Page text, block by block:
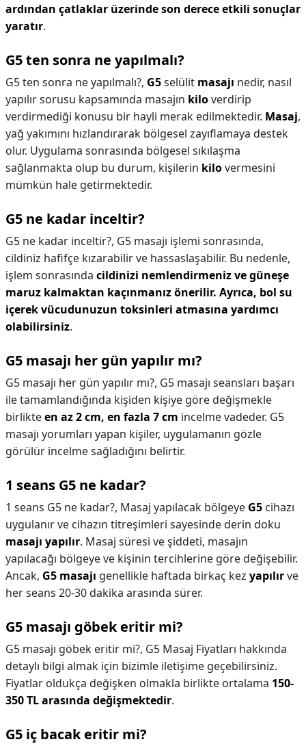
ardından çatlaklar üzerinde son derece etkili sonuçlar
yaratır.
G5 ten sonra ne yapılmalı?
G5 ten sonra ne yapılmalı?, G5selülit masajı nedir, nasıl
yapılır sorusu kapsamında masajın kiloverdirip
verdirmediği konusu bir hayli merak edilmektedir. Masaj,
yağ yakımını hızlandırarak bölgesel zayıflamaya destek
olur. Uygulama sonrasında bölgesel sıkılaşma
sağlanmakta olup bu durum, kişilerin kilovermesini
mümkün hale getirmektedir.
G5 ne kadar inceltir?
G5 ne kadar inceltir?, G5 masajı işlemi sonrasında,
cildiniz hafifçe kızarabilir ve hassaslaşabilir. Bu nedenle,
işlem sonrasında cildinizi nemlendirmeniz ve güneşe
maruz kalmaktan kaçınmanız önerilir. Ayrıca, bol su
içerek vücudunuzun toksinleri atmasına yardımcı
olabilirsiniz.
G5 masajı her gün yapılır mı?
G5 masajı her gün yapılır mı?, G5 masajı seansları başarı
ile tamamlandığında kişiden kişiye göre değişmekle
birlikteen az 2 cm, en fazla 7 cm incelme vadeder. G5
masajı yorumları yapan kişiler, uygulamanın gözle
görülür incelme sağladığını belirtir.
1 seans G5 ne kadar?
1 seans G5 ne kadar?, Masaj yapılacak bölgeye G5 cihazı
uygulanır ve cihazın titreşimleri sayesinde derin doku
masajı yapılır. Masaj süresi ve şiddeti, masajın
yapılacağı bölgeye ve kişinin tercihlerine göre değişebilir.
Ancak, G5 masajı genellikle haftada birkaç kez yapılırve
her seans 20-30 dakika arasında sürer.
G5 masajı göbek eritir mi?
G5 masajı göbek eritir mi?, G5 Masaj Fiyatları hakkında
detaylı bilgi almak için bizimle iletişime geçebilirsiniz.
Fiyatlar oldukça değişken olmakla birlikte ortalama 150-
350 TL arasında değişmektedir.
G5 iç bacak eritir mi?